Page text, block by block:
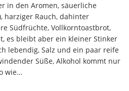
in den Aromen, säuerliche
harziger Rauch, dahinter
Südfrüchte, Vollkorntoastbrot,
es bleibt aber ein kleiner Stinker
lebendig, Salz und ein paar reife
Süße, Alkohol kommt nur
wie…